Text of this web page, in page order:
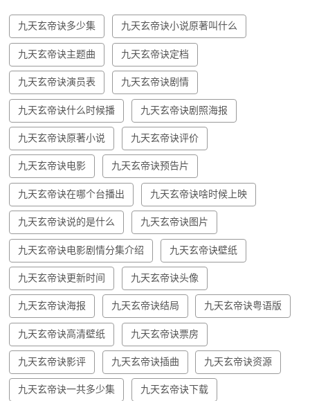
九天玄帝诀多少集 九天玄帝诀小说原著叫什么
九天玄帝诀主题曲 九天玄帝诀定档
九天玄帝诀演员表 九天玄帝诀剧情
九天玄帝诀什么时候播 九天玄帝诀剧照海报
九天玄帝诀原著小说 九天玄帝诀评价
九天玄帝诀电影 九天玄帝诀预告片
九天玄帝诀在哪个台播出 九天玄帝诀啥时候上映
九天玄帝诀说的是什么 九天玄帝诀图片
九天玄帝诀电影剧情分集介绍 九天玄帝诀壁纸
九天玄帝诀更新时间 九天玄帝诀头像
九天玄帝诀海报 九天玄帝诀结局 九天玄帝诀粤语版
九天玄帝诀高清壁纸 九天玄帝诀票房
九天玄帝诀影评 九天玄帝诀插曲 九天玄帝诀资源
九天玄帝诀一共多少集 九天玄帝诀下载